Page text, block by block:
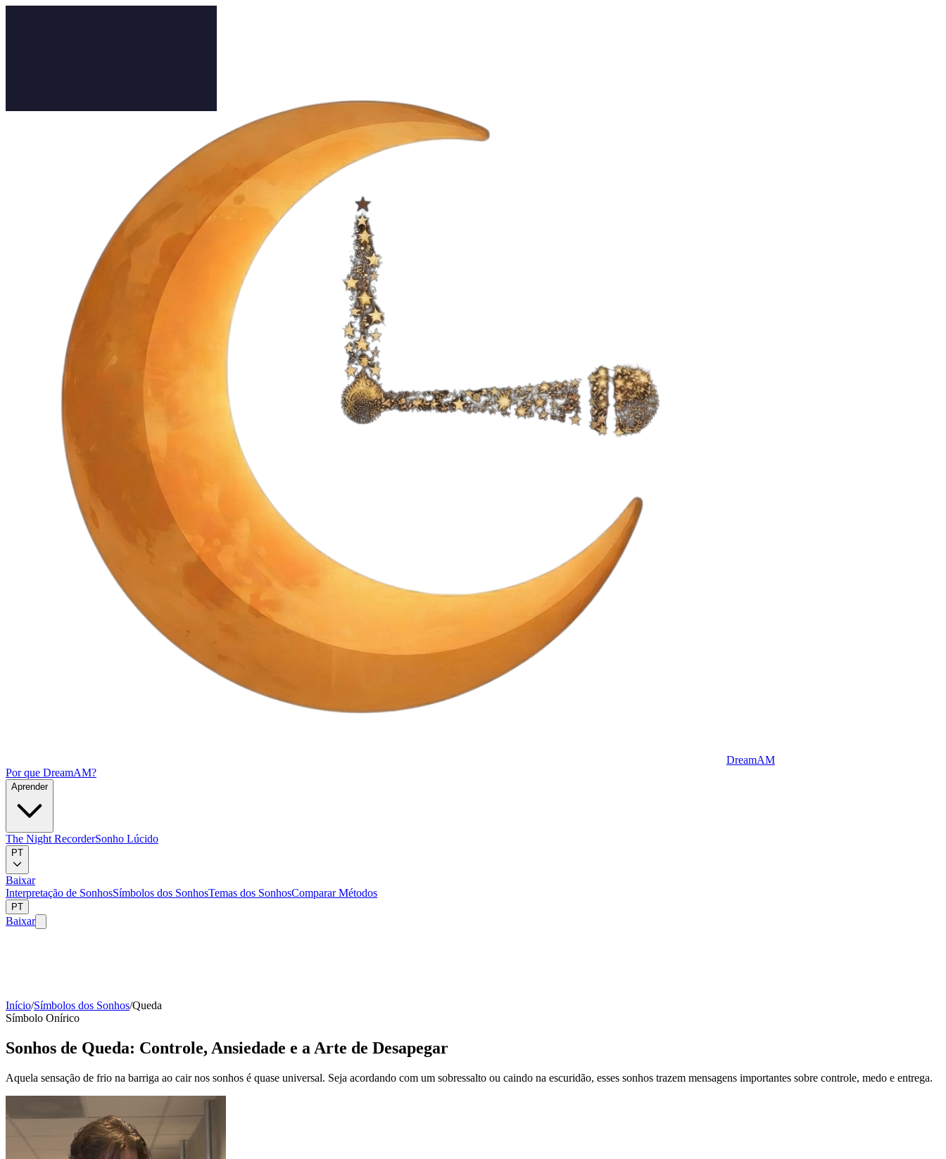
DreamAM
Por que DreamAM?
Aprender
The Night RecorderSonho Lúcido
PT
Baixar
Interpretação de SonhosSímbolos dos SonhosTemas dos SonhosComparar Métodos
PT
Baixar
Início/Símbolos dos Sonhos/Queda
Símbolo Onírico
Sonhos de Queda: Controle, Ansiedade e a Arte de Desapegar
Aquela sensação de frio na barriga ao cair nos sonhos é quase universal. Seja acordando com um sobressalto ou caindo na escuridão, esses sonhos trazem mensagens importantes sobre controle, medo e entrega.